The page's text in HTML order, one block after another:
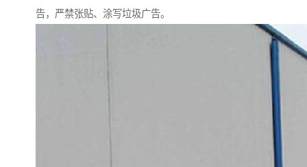
告，严禁张贴、涂写垃圾广告。